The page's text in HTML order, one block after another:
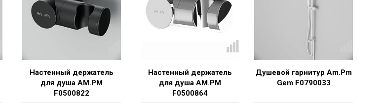
Настенный держатель
для душа AM.PM
F0500822
Настенный держатель
для душа AM.PM
F0500864
Душевой гарнитур Am.Pm
Gem F0790033